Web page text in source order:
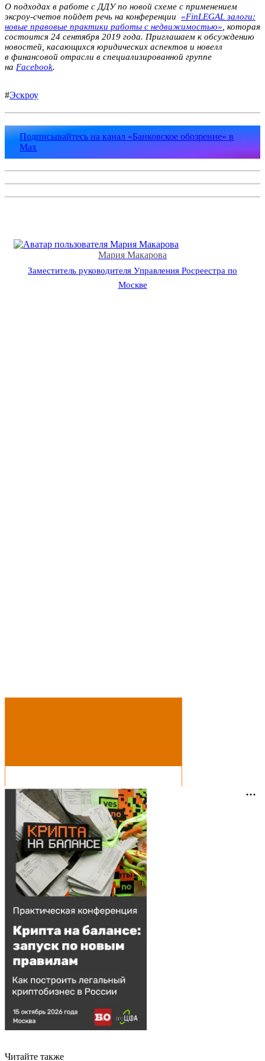
О подходах в работе с ДДУ по новой схеме с применением
эксроу-счетов пойдет речь на конференции «FinLEGAL залоги:
новые правовые практики работы с недвижимостью» , которая
состоится 24 сентября 2019 года. Приглашаем к обсуждению
новостей, касающихся юридических аспектов и новелл
в финансовой отрасли в специализированной группе
на Facebook.
#Эскроу
Подписывайтесь на канал «Банковское обозрение» в
Max
Мария Макарова
Заместитель руководителя Управления Росреестра по
Москве
Читайте также